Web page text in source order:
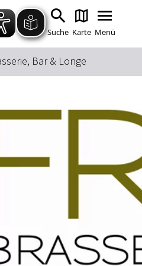
Suche Karte Menü
Bar & Longe